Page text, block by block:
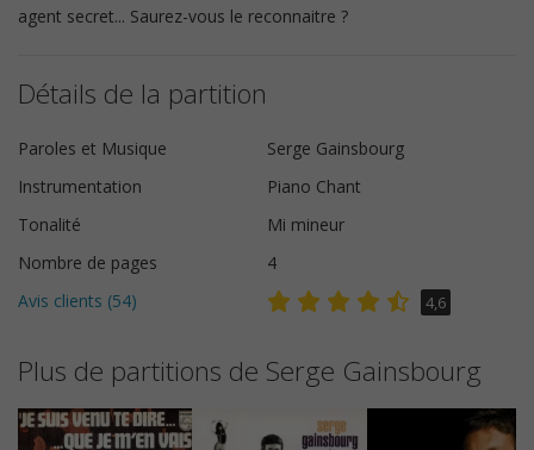
agent secret... Saurez-vous le reconnaitre ?
Détails de la partition
Paroles et Musique
Serge Gainsbourg
Instrumentation
Piano Chant
Tonalité
Mi mineur
Nombre de pages
4
Avis clients (54) 4,6
Plus de partitions de Serge Gainsbourg